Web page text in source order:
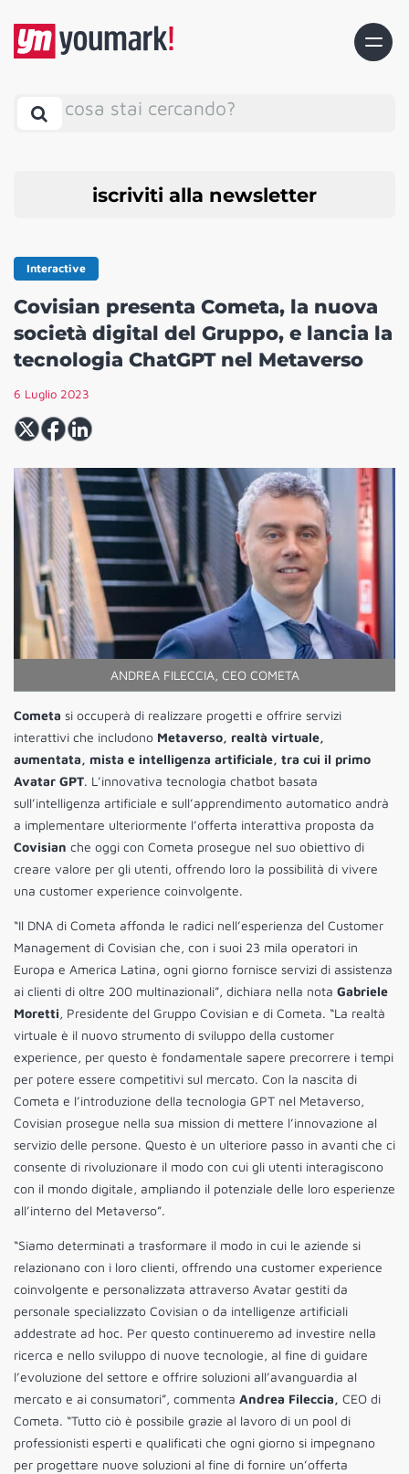
cosa stai cercando?
iscriviti alla newsletter
Interactive
Covisian presenta Cometa, la nuova
società digital del Gruppo, e lancia la
tecnologia ChatGPT nel Metaverso
6 Luglio 2023
ANDREA FILECCIA, CEO COMETA
Cometa si occuperà di realizzare progetti e offrire servizi
interattivi che includono Metaverso, realtà virtuale,
aumentata, mista e intelligenza artificiale, tra cui il primo
Avatar GPT. L’innovativa tecnologia chatbot basata
sull’intelligenza artificiale e sull’apprendimento automatico andrà
a implementare ulteriormente l’offerta interattiva proposta da
Covisian che oggi con Cometa prosegue nel suo obiettivo di
creare valore per gli utenti, offrendo loro la possibilità di vivere
una customer experience coinvolgente.
“Il DNA di Cometa affonda le radici nell’esperienza del Customer
Management di Covisian che, con i suoi 23 mila operatori in
Europa e America Latina, ogni giorno fornisce servizi di assistenza
ai clienti di oltre 200 multinazionali”, dichiara nella nota Gabriele
Moretti, Presidente del Gruppo Covisian e di Cometa. “La realtà
virtuale è il nuovo strumento di sviluppo della customer
experience, per questo è fondamentale sapere precorrere i tempi
per potere essere competitivi sul mercato. Con la nascita di
Cometa e l’introduzione della tecnologia GPT nel Metaverso,
Covisian prosegue nella sua mission di mettere l’innovazione al
servizio delle persone. Questo è un ulteriore passo in avanti che ci
consente di rivoluzionare il modo con cui gli utenti interagiscono
con il mondo digitale, ampliando il potenziale delle loro esperienze
all’interno del Metaverso”.
“Siamo determinati a trasformare il modo in cui le aziende si
relazionano con i loro clienti, offrendo una customer experience
coinvolgente e personalizzata attraverso Avatar gestiti da
personale specializzato Covisian o da intelligenze artificiali
addestrate ad hoc. Per questo continueremo ad investire nella
ricerca e nello sviluppo di nuove tecnologie, al fine di guidare
l’evoluzione del settore e offrire soluzioni all’avanguardia al
mercato e ai consumatori”, commenta Andrea Fileccia, CEO di
Cometa. “Tutto ciò è possibile grazie al lavoro di un pool di
professionisti esperti e qualificati che ogni giorno si impegnano
per progettare nuove soluzioni al fine di fornire un’offerta